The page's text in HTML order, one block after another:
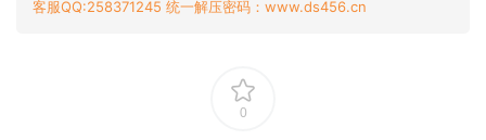
客服QQ:258371245 统一解压密码：www.ds456.cn
0